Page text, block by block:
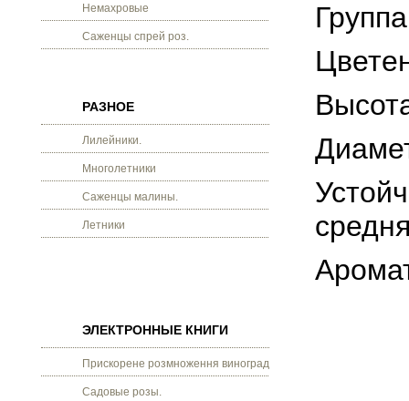
Немахровые
Саженцы спрей роз.
РАЗНОЕ
Лилейники.
Многолетники
Саженцы малины.
Летники
ЭЛЕКТРОННЫЕ КНИГИ
Прискорене розмноження винограду.
Садовые розы.